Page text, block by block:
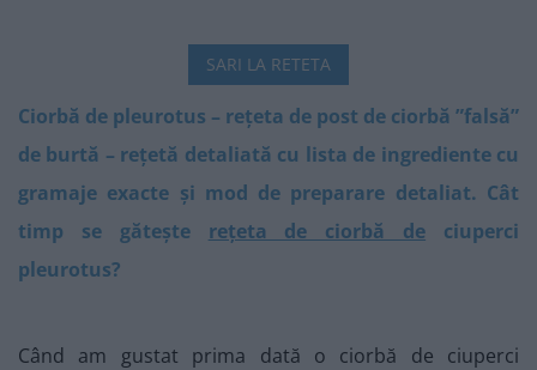
SARI LA RETETA
Ciorbă de pleurotus – rețeta de post de ciorbă ”falsă”
de burtă – rețetă detaliată cu lista de ingrediente cu
gramaje exacte și mod de preparare detaliat. Cât
timp se gătește rețeta de ciorbă de ciuperci
pleurotus?
Când am gustat prima dată o ciorbă de ciuperci